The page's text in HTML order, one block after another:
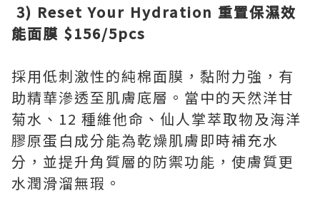
3) Reset Your Hydration 重置保濕效
能面膜 $156/5pcs
採用低刺激性的純棉面膜，黏附力強，有
助精華滲透至肌膚底層。當中的天然洋甘
菊水、12 種維他命、仙人掌萃取物及海洋
膠原蛋白成分能為乾燥肌膚即時補充水
分，並提升角質層的防禦功能，使膚質更
水潤滑溜無瑕。